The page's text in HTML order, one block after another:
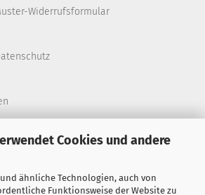
Cookies und andere
ähnliche Technologien, auch von
Funktionsweise der Website zu
Widerrufsformular